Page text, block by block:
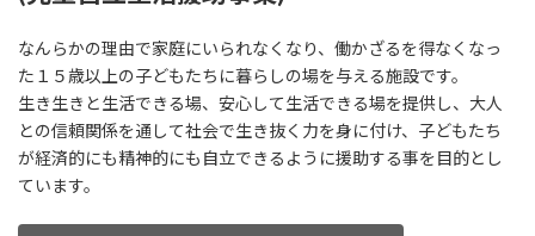
なんらかの理由で家庭にいられなくなり、働かざるを得なくなっ
た１５歳以上の子どもたちに暮らしの場を与える施設です。
生き生きと生活できる場、安心して生活できる場を提供し、大人
との信頼関係を通して社会で生き抜く力を身に付け、子どもたち
が経済的にも精神的にも自立できるように援助する事を目的とし
ています。